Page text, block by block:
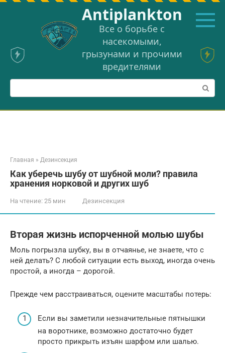
Перейти
Аntiplankton
Все о борьбе с
насекомыми,
грызунами и прочими
вредителями
Поиск:
Главная » Дезинсекция
Как уберечь шубу от шубной моли? правила
хранения норковой и других шуб
На чтение: 25 мин Дезинсекция
Вторая жизнь испорченной молью шубы
Моль погрызла шубку, вы в отчаянье, не знаете, что с
ней делать? С любой ситуации есть выход, иногда очень
простой, а иногда – дорогой.
Прежде чем расстраиваться, оцените масштабы потерь:
Если вы заметили незначительные пятнышки
на воротнике, возможно достаточно будет
просто прикрыть изъян шарфом или шалью.